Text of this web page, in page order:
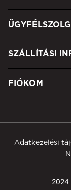
SZÁLLÍTÁSI
FIÓKOM
2024
Adatkezelési